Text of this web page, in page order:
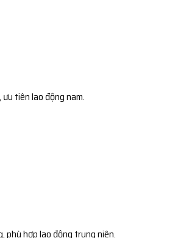
tiên lao động nam.
phù hợp lao động trung niên.